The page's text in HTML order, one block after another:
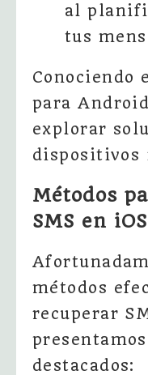
al
tus
Conociendo
para
explorar
dispositivos
Métodos
SMS en iOS
métodos
recuperar
destacados: